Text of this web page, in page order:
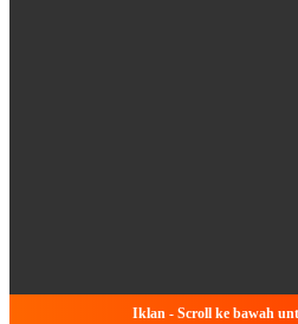
Iklan - Scroll ke bawah